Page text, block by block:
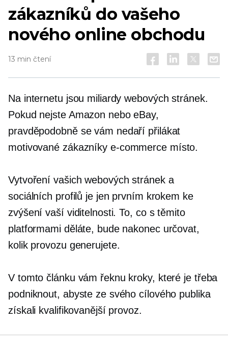
zákazníků do vašeho
nového online obchodu
13 min čtení
Na internetu jsou miliardy webových stránek.
Pokud nejste Amazon nebo eBay,
pravděpodobně se vám nedaří přilákat
motivované zákazníky e-commercemísto.
Vytvoření vašich webových stránek a
sociálních profilů je jen prvním krokem ke
zvýšení vaší viditelnosti. To, co s těmito
platformami děláte, bude nakonec určovat,
kolik provozu generujete.
V tomto článku vám řeknu kroky, které je třeba
podniknout, abyste ze svého cílového publika
získali kvalifikovanější provoz.